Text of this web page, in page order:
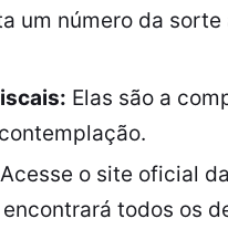
um número da
Elas são a
Acesse o site oficial
todos os